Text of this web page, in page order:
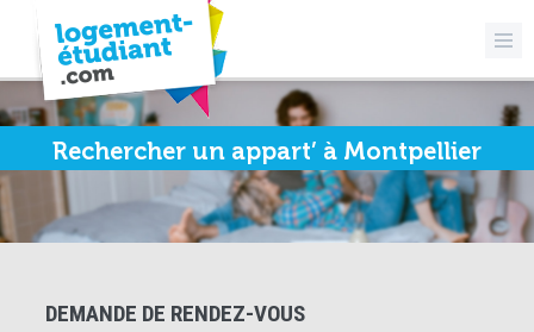
Rechercher un appart’ à Montpellier
DEMANDE DE RENDEZ-VOUS